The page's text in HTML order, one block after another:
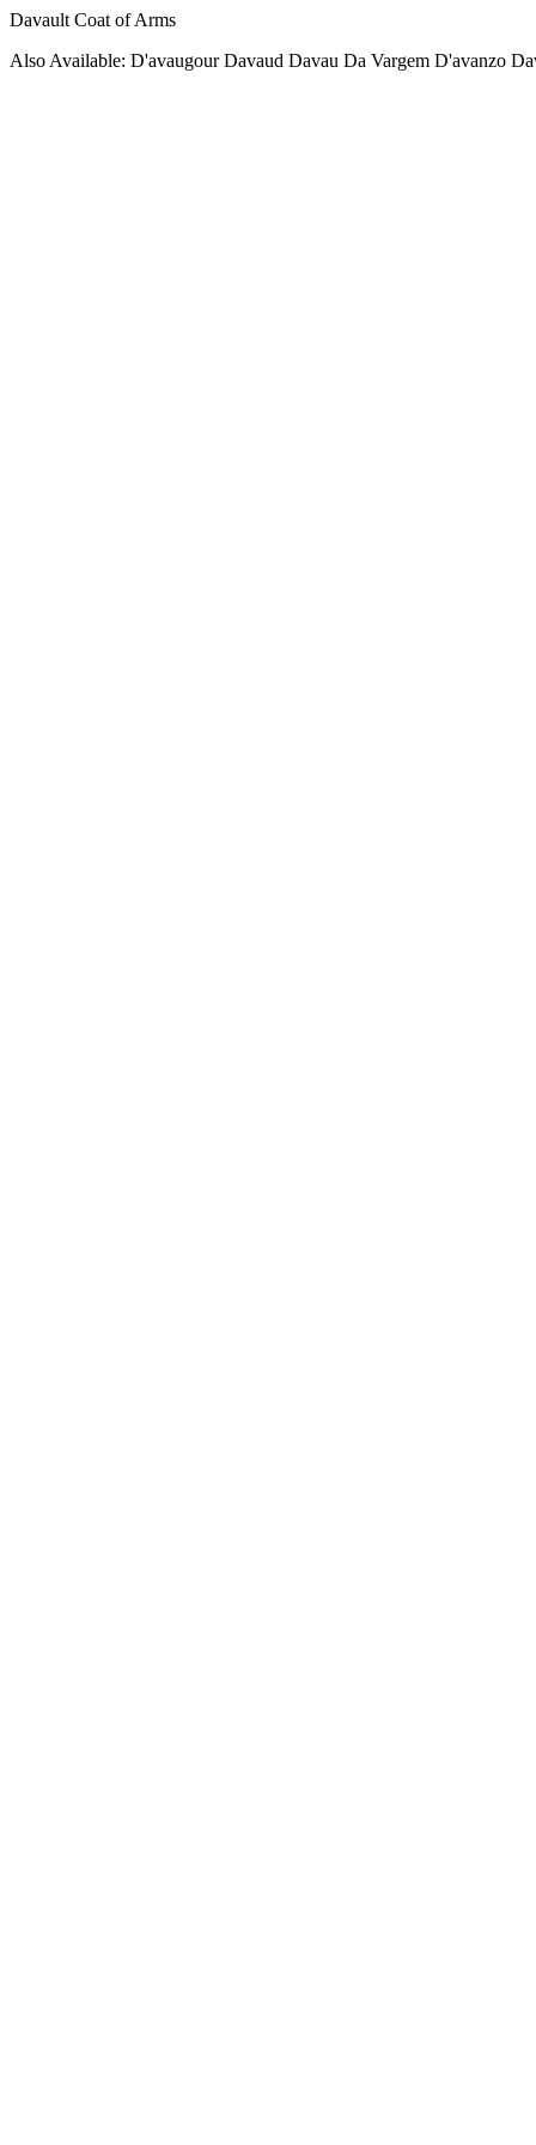
Davault Coat of Arms
Also Available: D'avaugour Davaud Davau Da Vargem D'avanzo